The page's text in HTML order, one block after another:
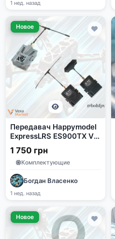
1 нед. назад
Новое
Передавач Happymodel
ExpressLRS ES900TX V2
915MHz 1W та EMAX
Aeris Link TX
1 750 грн
Комплектующие
Богдан Власенко
1 нед. назад
Новое